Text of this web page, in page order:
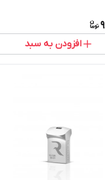
افزودن به سبد